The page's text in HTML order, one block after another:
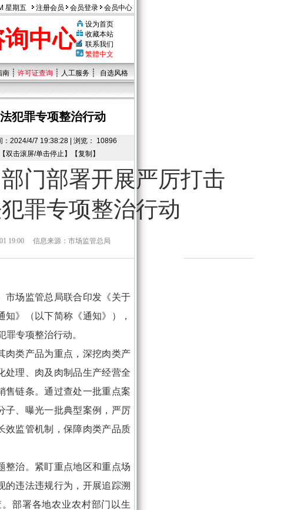
星期五 注册会员 会员登录 会员中心
中心
设为首页
收藏本站
联系我们
繁體中文
南 ┊ 许可证查询 ┊ 人工服务 ┊ 自选风格
犯罪专项整治行动
：2024/4/7 19:38:28 | 浏览： 10896
双击滚屏/单击停止】【复制 】
门部署开展严厉打击
罪专项整治行动
19:00 信息来源：市场监管总局
市场监管总局联合印发《关于
》（以下简称《通知》），
专项整治行动。
肉类产品为重点，深挖肉类产
处理、肉及肉制品生产经营全
售链条。通过查处一批重点案
子、曝光一批典型案例，严厉
效监管机制，保障肉类产品质
整治。紧盯重点地区和重点场
的违法违规行为，开展追踪溯
部署各地农业农村部门以生